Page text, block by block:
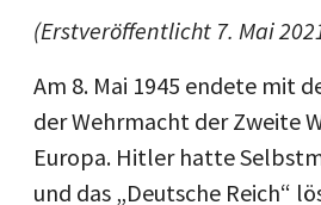
(Erstveröffentlicht 7. Mai
Am 8. Mai 1945 endete mit
der Wehrmacht der Zweite
Europa. Hitler hatte
und das „Deutsche Reich“